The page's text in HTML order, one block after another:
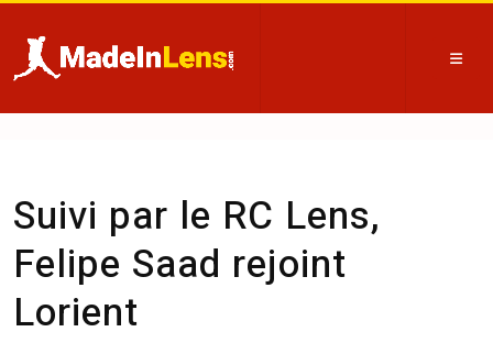
Suivi par le RC Lens,
Felipe Saad rejoint
Lorient